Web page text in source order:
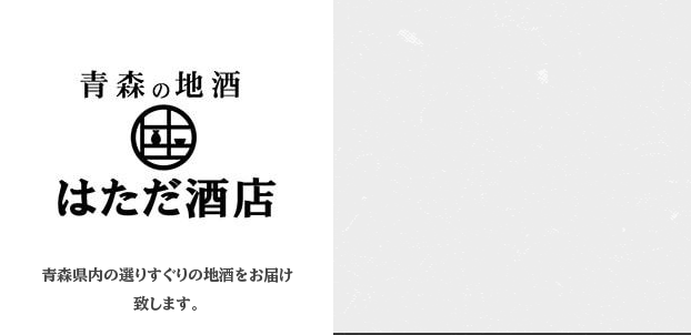
青森県内の選りすぐりの地酒をお届け
致します。